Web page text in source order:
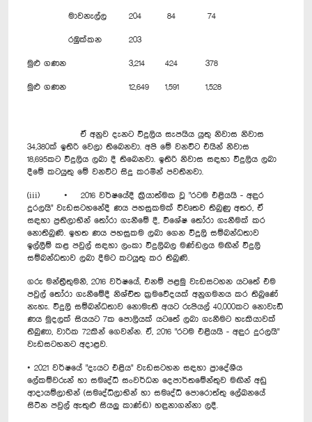
මාවනැල්ල 204 84 74
රඹුක්කන 203
මුළු ගණන 3,214 424 378
මුළු ගණන 12,649 1,591 1,528
ඒ අනුව දැනට විදුලිය සැපයිය යුතු නිවාස නිවාස
34,380ක් ඉතිරි වෙලා තිබෙනවා. අපි මේ වනවිට එයින් නිවාස
18,695කට විදුලිය ලබා දී තිබෙනවා. ඉතිරි නිවාස සඳහා විදුලිය ලබා
දීමේ කටයුතු මේ වනවිට සිදු කරමින් පවතිනවා.
(iii) • 2016 වර්ෂයේදී ක්‍රියාත්මක වූ "රටම එළියයි - අඳුර
දුරලයි" වැඩසටහනේදී ණය පහසුකමක් විවෘතව තිබුණු අතර, ඒ
සඳහා ප්‍රතිලාභින් තෝරා ගැනීමේ දී, විශේෂ තෝරා ගැනීමක් කර
නොතිබුණි. ඉහත ණය පහසුකම ලබා ගෙන විදුලි සම්බන්ධතාව
ඉල්ලීම් කළ පවුල් සඳහා ලංකා විදුලිබල මණ්ඩලය මඟින් විදුලි
සම්බන්ධතාව ලබා දීමට කටයුතු කර තිබුණි.
ගරු මන්ත්‍රීතුමනි, 2016 වර්ෂයේ, එනම් පළමු වැඩසටහන යටතේ එම
පවුල් තෝරා ගැනීමේදී නිශ්චිත ක්‍රමවේදයක් අනුගමනය කර තිබුණේ
නැහැ. විදුලි සම්බන්ධතාව නොමැති අයට රුපියල් 40,000කට නොවැඩි
ණය මුදලක් සියයට 7ක පොලියක් යටතේ ලබා ගැනීමට හැකියාවක්
තිබුණා, වාරික 72කින් ගෙවන්න. ඒ, 2016 "රටම එළියයි - අඳුර දුරලයි"
වැඩසටහනට අදාළව.
• 2021 වර්ෂයේ "දැයට එළිය" වැඩසටහන සඳහා ප්‍රාදේශීය
ලේකම්වරුන් හා සමෘද්ධි සංවර්ධන දෙපාර්තමේන්තුව මඟින් අඩු
ආදායම්ලාභින් (සමෘද්ධිලාභින් හා සමෘද්ධි පොරොත්තු ලේඛනයේ
සිටින පවුල් ඇතුළු සියලු කාණ්ඩ) හඳුනාගන්නා ලදී.